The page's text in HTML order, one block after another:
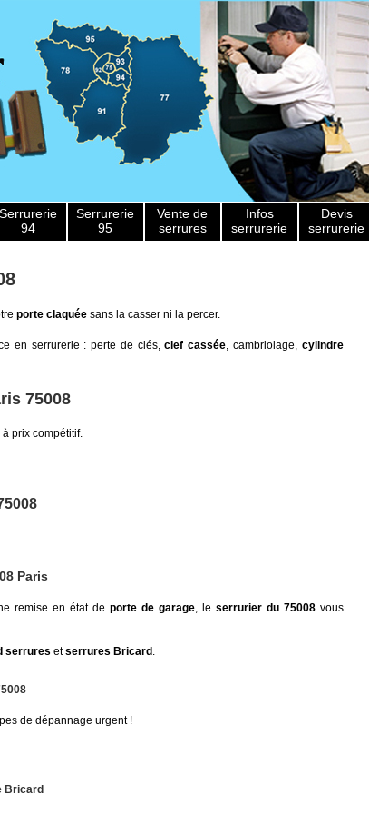
Serrurerie
94
Serrurerie
95
Vente de
serrures
Infos
serrurerie
Devis
serrurerie
porte claquéesans la casser ni la percer.
en serrurerie : perte de clés,clef cassée, cambriolage, cylindre
75008
à prix compétitif.
Paris
remise en état deporte de garage, le serrurier du 75008vous
serrures etserrures Bricard .
de dépannage urgent !
Bricard